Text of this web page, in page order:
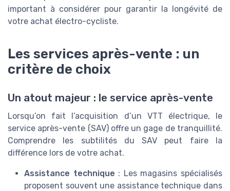
important à considérer pour garantir la longévité de
votre achat électro-cycliste.
Les services après-vente : un
critère de choix
Un atout majeur : le service après-vente
Lorsqu’on fait l’acquisition d’un VTT électrique, le
service après-vente (SAV) offre un gage de tranquillité.
Comprendre les subtilités du SAV peut faire la
différence lors de votre achat.
Assistance technique : Les magasins spécialisés
proposent souvent une assistance technique dans